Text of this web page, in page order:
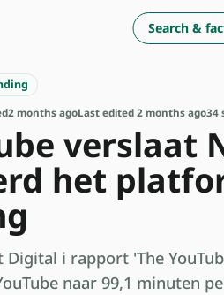
Search &
2 months agoLast edited 2 months ago34
het
Digital i rapport 'The
naar 99,1 minuten